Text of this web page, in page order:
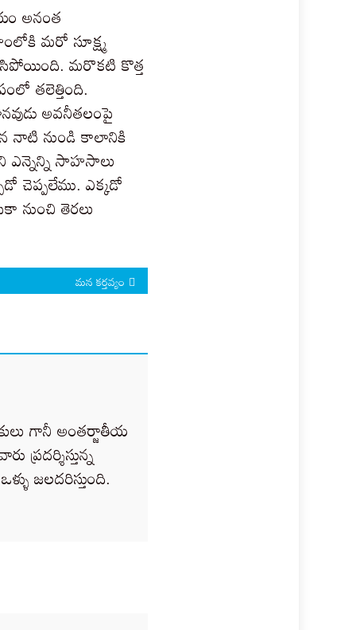
అనంత
మరో సూక్ష్మ
మరొకటి కొత్త
తలెత్తింది.
అవనీతలంపై
నాటి నుండి కాలానికి
ఎన్నెన్ని సాహసాలు
చెప్పలేము. ఎక్కడో
నుంచి తెరలు
మన కర్తవ్యం
గానీ అంతర్జాతీయ
ప్రదర్శిస్తున్న
జలదరిస్తుంది.